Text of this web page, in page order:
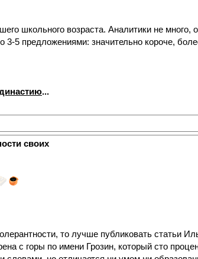
школьного возраста. Аналитики не
3-5 предложениями: значительно короче,
...
своих
то лучше публиковать статьи
с горы по имени Грозин, который сто